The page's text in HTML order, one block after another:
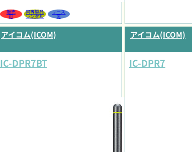
販売
可
同等製品
レンタル
リース
可
アイコム(ICOM)
IC-DPR7BT
アイコム(ICOM)
IC-DPR7